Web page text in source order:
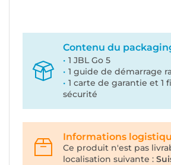
Contenu du
1 JBL Go 5
1 guide de démarrage
1 carte de garantie et 1
sécurité
Informations
Ce produit n'est pas
localisation suivante :